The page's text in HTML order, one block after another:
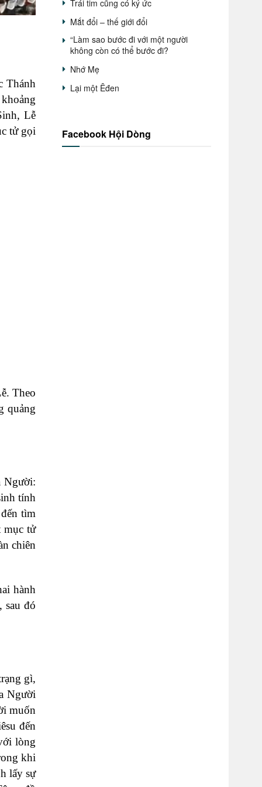
Thánh
Lễ
tử gọi
Theo
quảng
Người:
tính
tìm
mục tử
chiên
hành
sau đó
gì,
Người
muốn
đến
lòng
khi
lấy sự
Trái tim cũng có ký ức
Mắt đổi – thế giới đổi
“Làm sao bước đi với một người
không còn có thể bước đi?
Nhớ Mẹ
Lại một Êđen
Facebook Hội Dòng